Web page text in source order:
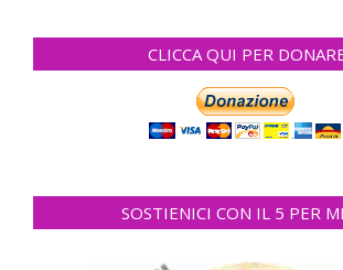
CLICCA QUI PER
SOSTIENICI CON IL 5 PER